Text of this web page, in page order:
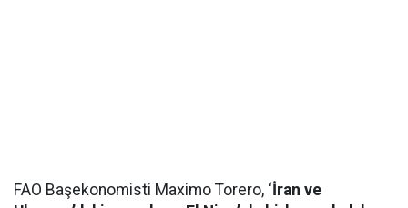
FAO Başekonomisti Maximo Torero, ‘İran ve